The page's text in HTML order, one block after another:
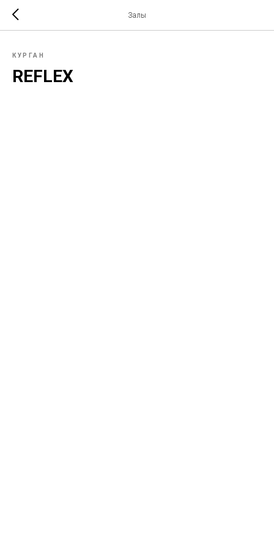
Залы
КУРГАН
REFLEX